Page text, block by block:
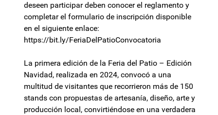
deseen participar deben conocer el reglamento y
completar el formulario de inscripción disponible
en el siguiente enlace:
https://bit.ly/FeriaDelPatioConvocatoria
La primera edición de la Feria del Patio – Edición
Navidad, realizada en 2024, convocó a una
multitud de visitantes que recorrieron más de 150
stands con propuestas de artesanía, diseño, arte y
producción local, convirtiéndose en una verdadera